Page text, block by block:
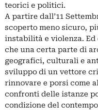
teorici e politici.
A partire dall’11
scoperto meno sicuro,
instabilità e violenza. Ed
che una certa parte di
geografici, culturali e
sviluppo di un vettore
rinnovare e porsi come
confronti delle istanze
condizione del